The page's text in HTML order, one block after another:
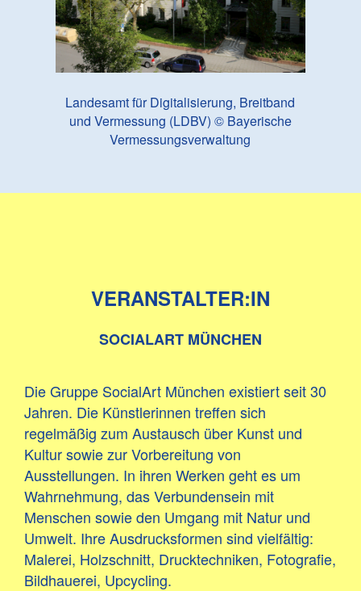
Landesamt für Digitalisierung, Breitband
und Vermessung (LDBV) © Bayerische
Vermessungsverwaltung
VERANSTALTER:IN
SOCIALART MÜNCHEN
Die Gruppe SocialArt München existiert seit 30
Jahren. Die Künstlerinnen treffen sich
regelmäßig zum Austausch über Kunst und
Kultur sowie zur Vorbereitung von
Ausstellungen. In ihren Werken geht es um
Wahrnehmung, das Verbundensein mit
Menschen sowie den Umgang mit Natur und
Umwelt. Ihre Ausdrucksformen sind vielfältig:
Malerei, Holzschnitt, Drucktechniken, Fotografie,
Bildhauerei, Upcycling.